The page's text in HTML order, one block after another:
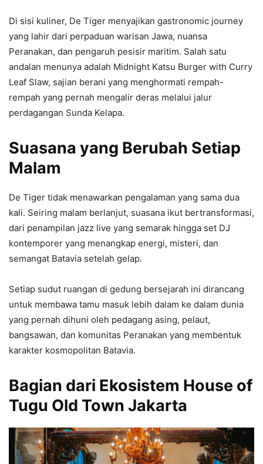
Di sisi kuliner, De Tiger menyajikan gastronomic journey
yang lahir dari perpaduan warisan Jawa, nuansa
Peranakan, dan pengaruh pesisir maritim. Salah satu
andalan menunya adalah Midnight Katsu Burger with Curry
Leaf Slaw, sajian berani yang menghormati rempah-
rempah yang pernah mengalir deras melalui jalur
perdagangan Sunda Kelapa.
Suasana yang Berubah Setiap
Malam
De Tiger tidak menawarkan pengalaman yang sama dua
kali. Seiring malam berlanjut, suasana ikut bertransformasi,
dari penampilan jazz live yang semarak hingga set DJ
kontemporer yang menangkap energi, misteri, dan
semangat Batavia setelah gelap.
Setiap sudut ruangan di gedung bersejarah ini dirancang
untuk membawa tamu masuk lebih dalam ke dalam dunia
yang pernah dihuni oleh pedagang asing, pelaut,
bangsawan, dan komunitas Peranakan yang membentuk
karakter kosmopolitan Batavia.
Bagian dari Ekosistem House of
Tugu Old Town Jakarta